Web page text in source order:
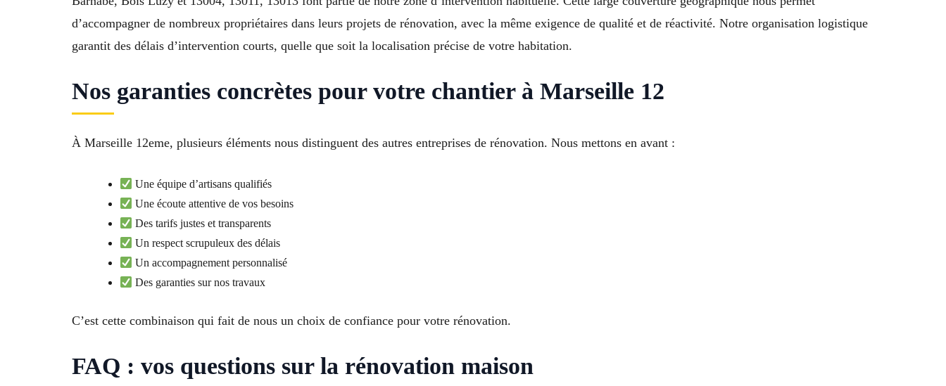
d’accompagner de nombreux propriétaires dans leurs projets de rénovation, avec la même exigence de qualité et de réactivité. Notre organisation logistique
garantit des délais d’intervention courts, quelle que soit la localisation précise de votre habitation.
Nos garanties concrètes pour votre chantier à Marseille 12
À Marseille 12eme, plusieurs éléments nous distinguent des autres entreprises de rénovation. Nous mettons en avant :
Une équipe d’artisans qualifiés
Une écoute attentive de vos besoins
Des tarifs justes et transparents
Un respect scrupuleux des délais
Un accompagnement personnalisé
Des garanties sur nos travaux
C’est cette combinaison qui fait de nous un choix de confiance pour votre rénovation.
FAQ : vos questions sur la rénovation maison